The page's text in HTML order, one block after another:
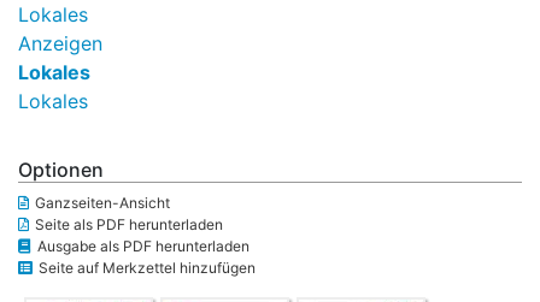
Lokales
Anzeigen
Lokales
Lokales
Optionen
Ganzseiten-Ansicht
Seite als PDF herunterladen
Ausgabe als PDF herunterladen
Seite auf Merkzettel hinzufügen